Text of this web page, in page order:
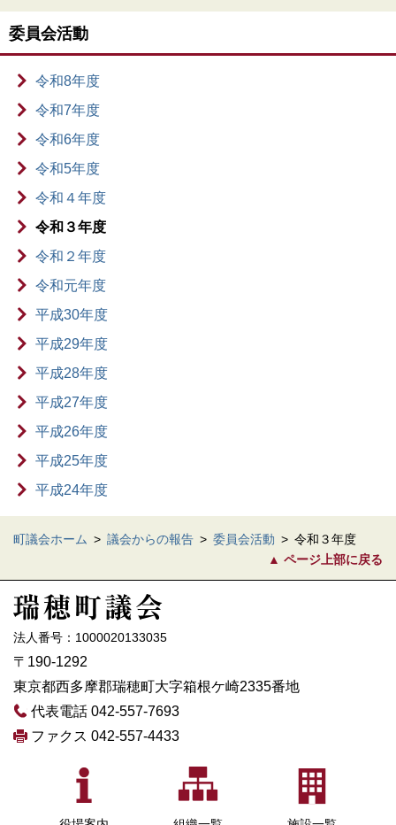
委員会活動
令和8年度
令和7年度
令和6年度
令和5年度
令和４年度
令和３年度
令和２年度
令和元年度
平成30年度
平成29年度
平成28年度
平成27年度
平成26年度
平成25年度
平成24年度
町議会ホーム > 議会からの報告 > 委員会活動 > 令和３年度
ページ上部に戻る
法人番号：1000020133035
〒190-1292
東京都西多摩郡瑞穂町大字箱根ケ崎2335番地
代表電話 042-557-7693
ファクス 042-557-4433